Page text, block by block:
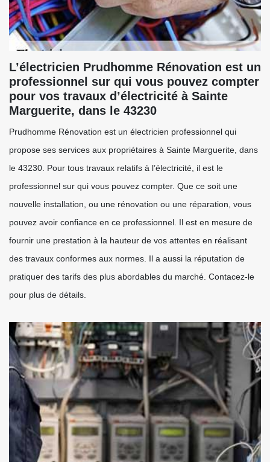
L’électricien Prudhomme Rénovation est un
professionnel sur qui vous pouvez compter
pour vos travaux d’électricité à Sainte
Marguerite, dans le 43230
Prudhomme Rénovation est un électricien professionnel qui
propose ses services aux propriétaires à Sainte Marguerite, dans
le 43230. Pour tous travaux relatifs à l’électricité, il est le
professionnel sur qui vous pouvez compter. Que ce soit une
nouvelle installation, ou une rénovation ou une réparation, vous
pouvez avoir confiance en ce professionnel. Il est en mesure de
fournir une prestation à la hauteur de vos attentes en réalisant
des travaux conformes aux normes. Il a aussi la réputation de
pratiquer des tarifs des plus abordables du marché. Contacez-le
pour plus de détails.